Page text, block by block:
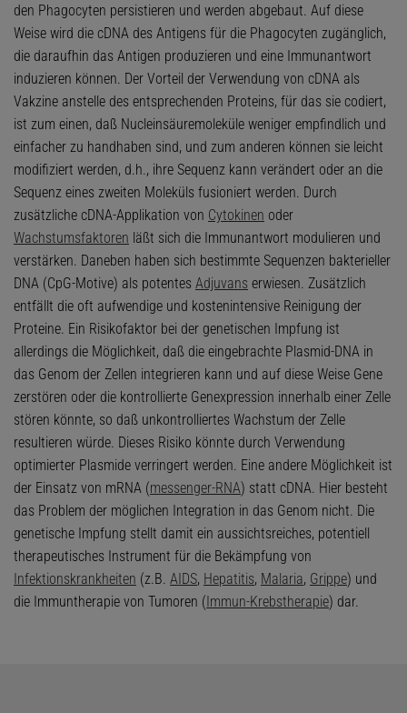
den Phagocyten persistieren und werden abgebaut. Auf diese
Weise wird die cDNA des Antigens für die Phagocyten zugänglich,
die daraufhin das Antigen produzieren und eine Immunantwort
induzieren können. Der Vorteil der Verwendung von cDNA als
Vakzine anstelle des entsprechenden Proteins, für das sie codiert,
ist zum einen, daß Nucleinsäuremoleküle weniger empfindlich und
einfacher zu handhaben sind, und zum anderen können sie leicht
modifiziert werden, d.h., ihre Sequenz kann verändert oder an die
Sequenz eines zweiten Moleküls fusioniert werden. Durch
zusätzliche cDNA-Applikation von Cytokinen oder
Wachstumsfaktoren läßt sich die Immunantwort modulieren und
verstärken. Daneben haben sich bestimmte Sequenzen bakterieller
DNA (CpG-Motive) als potentes Adjuvans erwiesen. Zusätzlich
entfällt die oft aufwendige und kostenintensive Reinigung der
Proteine. Ein Risikofaktor bei der genetischen Impfung ist
allerdings die Möglichkeit, daß die eingebrachte Plasmid-DNA in
das Genom der Zellen integrieren kann und auf diese Weise Gene
zerstören oder die kontrollierte Genexpression innerhalb einer Zelle
stören könnte, so daß unkontrolliertes Wachstum der Zelle
resultieren würde. Dieses Risiko könnte durch Verwendung
optimierter Plasmide verringert werden. Eine andere Möglichkeit ist
der Einsatz von mRNA (messenger-RNA) statt cDNA. Hier besteht
das Problem der möglichen Integration in das Genom nicht. Die
genetische Impfung stellt damit ein aussichtsreiches, potentiell
therapeutisches Instrument für die Bekämpfung von
Infektionskrankheiten (z.B. AIDS, Hepatitis, Malaria, Grippe) und
die Immuntherapie von Tumoren (Immun-Krebstherapie) dar.